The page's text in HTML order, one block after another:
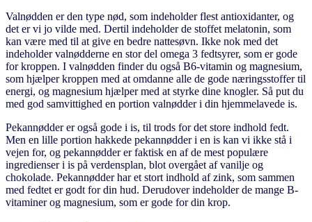
Valnødden er den type nød, som indeholder flest antioxidanter, og
det er vi jo vilde med. Dertil indeholder de stoffet melatonin, som
kan være med til at give en bedre nattesøvn. Ikke nok med det
indeholder valnødderne en stor del omega 3 fedtsyrer, som er gode
for kroppen. I valnødden finder du også B6-vitamin og magnesium,
som hjælper kroppen med at omdanne alle de gode næringsstoffer til
energi, og magnesium hjælper med at styrke dine knogler. Så put du
med god samvittighed en portion valnødder i din hjemmelavede is.
Pekannødder er også gode i is, til trods for det store indhold fedt.
Men en lille portion hakkede pekannødder i en is kan vi ikke stå i
vejen for, og pekannødder er faktisk en af de mest populære
ingredienser i is på verdensplan, blot overgået af vanilje og
chokolade. Pekannødder har et stort indhold af zink, som sammen
med fedtet er godt for din hud. Derudover indeholder de mange B-
vitaminer og magnesium, som er gode for din krop.